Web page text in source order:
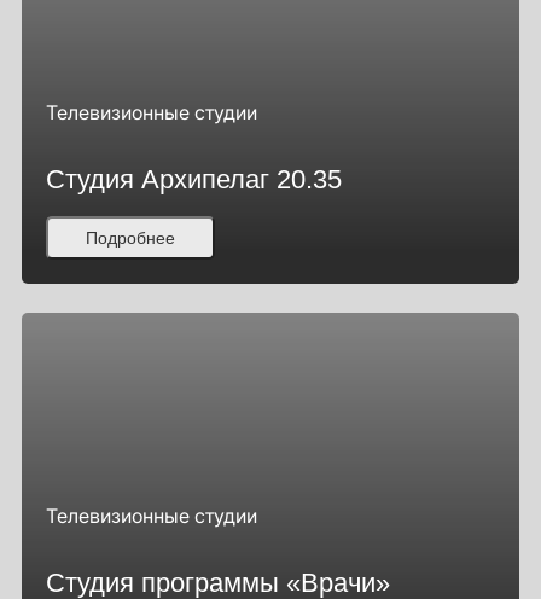
Телевизионные студии
Студия Архипелаг 20.35
Подробнее
Телевизионные студии
Студия программы «Врачи»